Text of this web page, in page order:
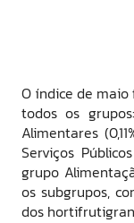
O índice de
todos os
Alimentares
Serviços
grupo
os subgrupos,
dos